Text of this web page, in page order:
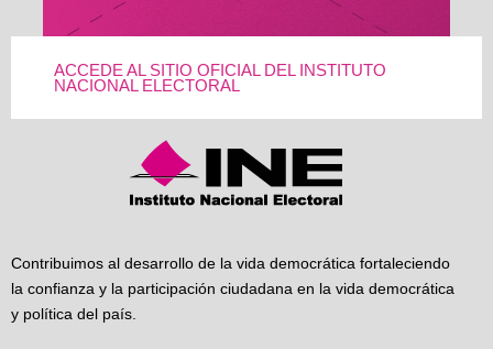
ACCEDE AL SITIO OFICIAL DEL INSTITUTO
NACIONAL ELECTORAL
Contribuimos al desarrollo de la vida democrática fortaleciendo
la confianza y la participación ciudadana en la vida democrática
y política del país.